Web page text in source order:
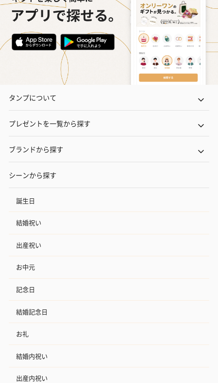
タンプについて
プレゼントを一覧から探す
ブランドから探す
シーンから探す
誕生日
結婚祝い
出産祝い
お中元
記念日
結婚記念日
お礼
結婚内祝い
出産内祝い